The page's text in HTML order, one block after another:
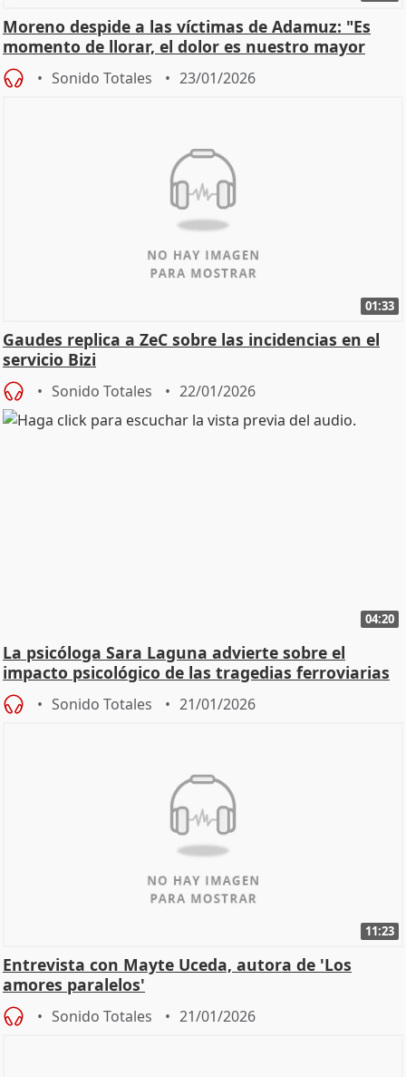
Moreno despide a las víctimas de Adamuz: "Es
momento de llorar, el dolor es nuestro mayor
homenaje"
Sonido Totales 23/01/2026
01:33
Gaudes replica a ZeC sobre las incidencias en el
servicio Bizi
Sonido Totales 22/01/2026
04:20
La psicóloga Sara Laguna advierte sobre el
impacto psicológico de las tragedias ferroviarias
Sonido Totales 21/01/2026
11:23
Entrevista con Mayte Uceda, autora de 'Los
amores paralelos'
Sonido Totales 21/01/2026